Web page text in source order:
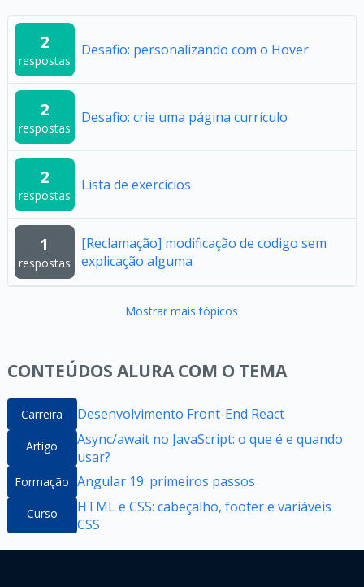
2
respostas
Desafio: personalizando com o Hover
2
respostas
Desafio: crie uma página currículo
2
respostas
Lista de exercícios
1
respostas
[Reclamação] modificação de codigo sem
explicação alguma
Mostrar mais tópicos
CONTEÚDOS ALURA COM O TEMA
Carreira Desenvolvimento Front-End React
Artigo
Async/await no JavaScript: o que é e quando
usar?
Formação Angular 19: primeiros passos
Curso
HTML e CSS: cabeçalho, footer e variáveis
CSS